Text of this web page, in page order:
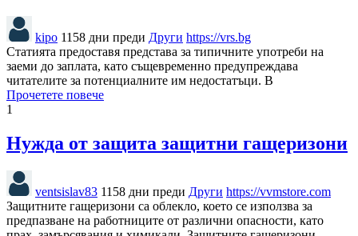
kipo 1158 дни преди Други https://vrs.bg
Статията предоставя представа за типичните употреби на
заеми до заплата, като същевременно предупреждава
читателите за потенциалните им недостатъци. В
Прочетете повече
1
Нужда от защита защитни гащеризони
ventsislav83 1158 дни преди Други https://vvmstore.com
Защитните гащеризони са облекло, което се използва за
предпазване на работниците от различни опасности, като